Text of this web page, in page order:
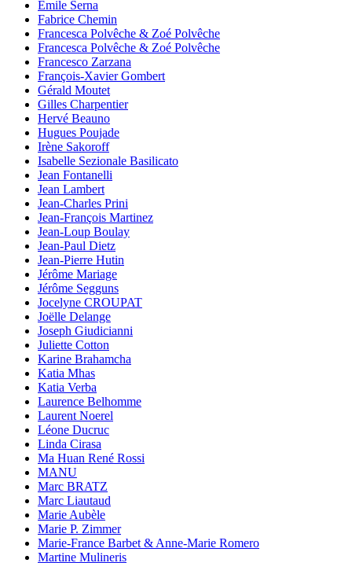
Emile Serna
Fabrice Chemin
Francesca Polvêche & Zoé Polvêche
Francesca Polvêche & Zoé Polvêche
Francesco Zarzana
François-Xavier Gombert
Gérald Moutet
Gilles Charpentier
Hervé Beauno
Hugues Poujade
Irène Sakoroff
Isabelle Sezionale Basilicato
Jean Fontanelli
Jean Lambert
Jean-Charles Prini
Jean-François Martinez
Jean-Loup Boulay
Jean-Paul Dietz
Jean-Pierre Hutin
Jérôme Mariage
Jérôme Segguns
Jocelyne CROUPAT
Joëlle Delange
Joseph Giudicianni
Juliette Cotton
Karine Brahamcha
Katia Mhas
Katia Verba
Laurence Belhomme
Laurent Noerel
Léone Ducruc
Linda Cirasa
Ma Huan René Rossi
MANU
Marc BRATZ
Marc Liautaud
Marie Aubèle
Marie P. Zimmer
Marie-France Barbet & Anne-Marie Romero
Martine Mulineris